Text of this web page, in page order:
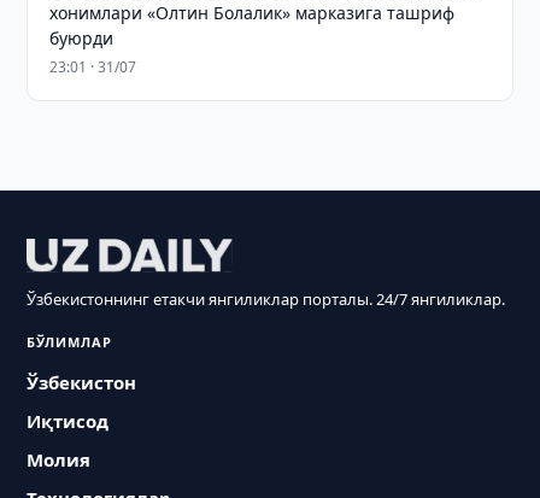
хонимлари «Олтин Болалик» марказига ташриф
буюрди
23:01 · 31/07
Ўзбекистоннинг етакчи янгиликлар порталы. 24/7 янгиликлар.
БЎЛИМЛАР
Ўзбекистон
Иқтисод
Молия